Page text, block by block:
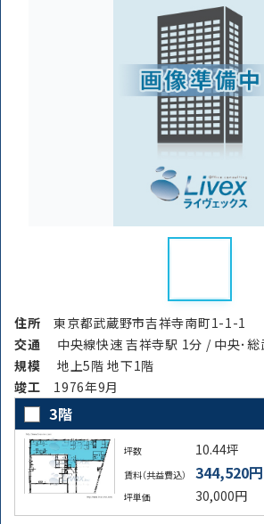
住所東京都武蔵野市吉祥寺南町1-
交通
中央線快速 吉祥寺駅 1分 / 中央･
規模
地上5階 地下1階
竣⼯ 1976年9月
3階
坪数 10.44坪
賃料（共益費込） 344,520円
坪単価 30,000円